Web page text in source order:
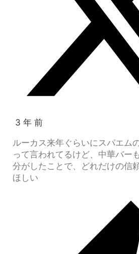
3 年 前
ルーカス来年ぐらいにスパエム
って言われてるけど、中華バー
分がしたことで、どれだけの信
ほしい